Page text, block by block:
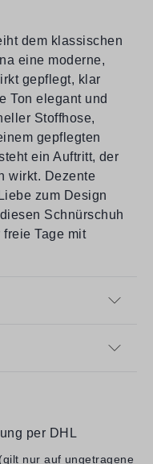
dem klassischen
eine moderne,
gepflegt, klar
Ton elegant und
Stoffhose,
gepflegten
ein Auftritt, der
wirkt. Dezente
zum Design
Schnürschuh
Tage mit
per DHL
(gilt nur auf ungetragene